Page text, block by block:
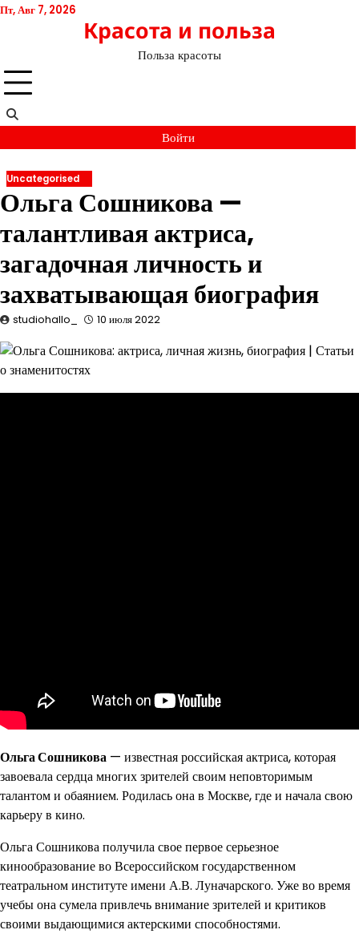
Перейти
Пт, Авг 7, 2026
Красота и польза
Польза красоты
Войти
Uncategorised
Ольга Сошникова —
талантливая актриса,
загадочная личность и
захватывающая биография
studiohallo_ 10 июля 2022
Ольга Сошникова — известная российская актриса, которая
завоевала сердца многих зрителей своим неповторимым
талантом и обаянием. Родилась она в Москве, где и начала свою
карьеру в кино.
Ольга Сошникова получила свое первое серьезное
кинообразование во Всероссийском государственном
театральном институте имени А.В. Луначарского. Уже во время
учебы она сумела привлечь внимание зрителей и критиков
своими выдающимися актерскими способностями.